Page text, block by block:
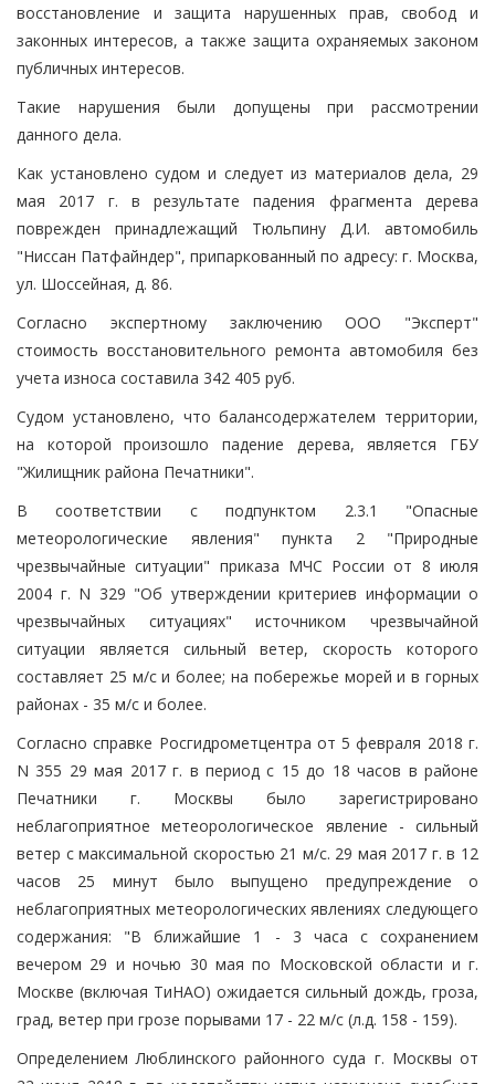
восстановление и защита нарушенных прав, свобод и
законных интересов, а также защита охраняемых законом
публичных интересов.
Такие нарушения были допущены при рассмотрении
данного дела.
Как установлено судом и следует из материалов дела, 29
мая 2017 г. в результате падения фрагмента дерева
поврежден принадлежащий Тюльпину Д.И. автомобиль
"Ниссан Патфайндер", припаркованный по адресу: г. Москва,
ул. Шоссейная, д. 86.
Согласно экспертному заключению ООО "Эксперт"
стоимость восстановительного ремонта автомобиля без
учета износа составила 342 405 руб.
Судом установлено, что балансодержателем территории,
на которой произошло падение дерева, является ГБУ
"Жилищник района Печатники".
В соответствии с подпунктом 2.3.1 "Опасные
метеорологические явления" пункта 2 "Природные
чрезвычайные ситуации" приказа МЧС России от 8 июля
2004 г. N 329 "Об утверждении критериев информации о
чрезвычайных ситуациях" источником чрезвычайной
ситуации является сильный ветер, скорость которого
составляет 25 м/с и более; на побережье морей и в горных
районах - 35 м/с и более.
Согласно справке Росгидрометцентра от 5 февраля 2018 г.
N 355 29 мая 2017 г. в период с 15 до 18 часов в районе
Печатники г. Москвы было зарегистрировано
неблагоприятное метеорологическое явление - сильный
ветер с максимальной скоростью 21 м/с. 29 мая 2017 г. в 12
часов 25 минут было выпущено предупреждение о
неблагоприятных метеорологических явлениях следующего
содержания: "В ближайшие 1 - 3 часа с сохранением
вечером 29 и ночью 30 мая по Московской области и г.
Москве (включая ТиНАО) ожидается сильный дождь, гроза,
град, ветер при грозе порывами 17 - 22 м/с (л.д. 158 - 159).
Определением Люблинского районного суда г. Москвы от